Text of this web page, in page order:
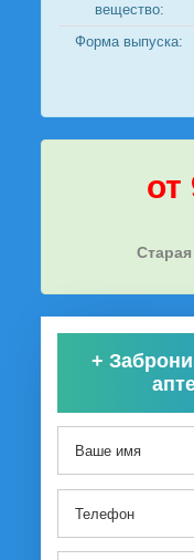
вещество:
Форма выпуска:
от
+